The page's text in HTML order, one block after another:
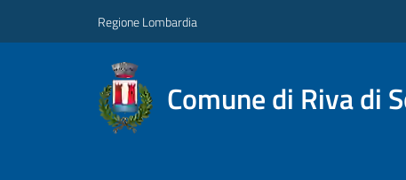
Regione Lombardia
Comune di Riva di